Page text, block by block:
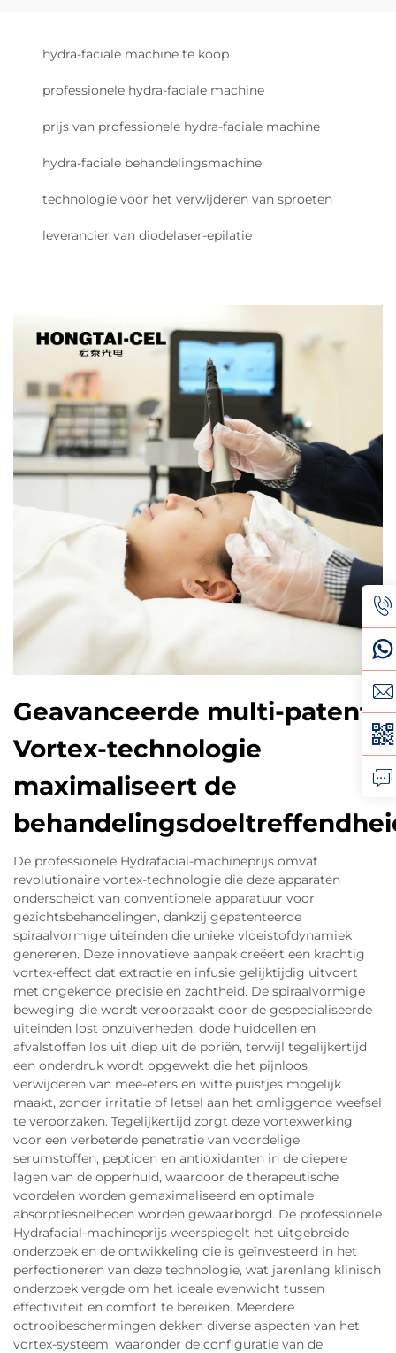
hydra-faciale machine te koop
professionele hydra-faciale machine
prijs van professionele hydra-faciale machine
hydra-faciale behandelingsmachine
technologie voor het verwijderen van sproeten
leverancier van diodelaser-epilatie
Geavanceerde multi-patent
Vortex-technologie
maximaliseert de
De professionele Hydrafacial-machineprijs omvat
revolutionaire vortex-technologie die deze apparaten
onderscheidt van conventionele apparatuur voor
gezichtsbehandelingen, dankzij gepatenteerde
spiraalvormige uiteinden die unieke vloeistofdynamiek
genereren. Deze innovatieve aanpak creëert een krachtig
vortex-effect dat extractie en infusie gelijktijdig uitvoert
met ongekende precisie en zachtheid. De spiraalvormige
beweging die wordt veroorzaakt door de gespecialiseerde
uiteinden lost onzuiverheden, dode huidcellen en
afvalstoffen los uit diep uit de poriën, terwijl tegelijkertijd
een onderdruk wordt opgewekt die het pijnloos
verwijderen van mee-eters en witte puistjes mogelijk
maakt, zonder irritatie of letsel aan het omliggende weefsel
te veroorzaken. Tegelijkertijd zorgt deze vortexwerking
voor een verbeterde penetratie van voordelige
serumstoffen, peptiden en antioxidanten in de diepere
lagen van de opperhuid, waardoor de therapeutische
voordelen worden gemaximaliseerd en optimale
absorptiesnelheden worden gewaarborgd. De professionele
Hydrafacial-machineprijs weerspiegelt het uitgebreide
onderzoek en de ontwikkeling die is geïnvesteerd in het
perfectioneren van deze technologie, wat jarenlang klinisch
onderzoek vergde om het ideale evenwicht tussen
effectiviteit en comfort te bereiken. Meerdere
octrooibeschermingen dekken diverse aspecten van het
vortex-systeem, waaronder de configuratie van de